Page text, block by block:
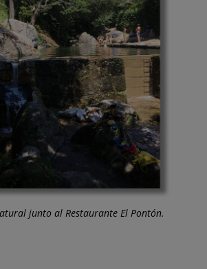
junto al Restaurante El Pontón.